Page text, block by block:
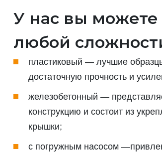
У нас вы можете
любой
пластиковый — лучшие
достаточную прочность и
железобетонный —
конструкцию и состоит из
крышки;
с погружным насосом